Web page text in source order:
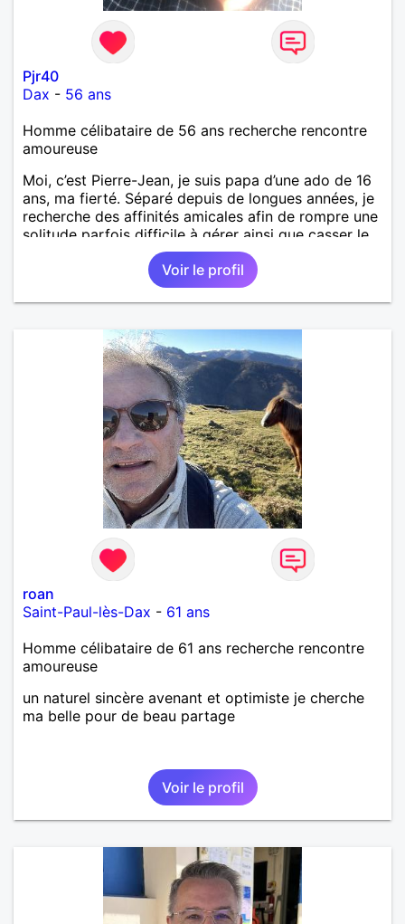
Pjr40
Dax - 56 ans
Homme célibataire de 56 ans recherche rencontre
amoureuse
Moi, c’est Pierre-Jean, je suis papa d’une ado de 16
ans, ma fierté. Séparé depuis de longues années, je
recherche des affinités amicales afin de rompre une
solitude parfois difficile à gérer ainsi que casser le
vague à l’âme. L’amitié reste extrêmement
importante à mes yeux mais peut se décliner en des
sentiments plus puissants. « Le temps fera son
œuvre » disait Arthur Schopenhauer, philosophe
autant être trop locace. Je suis bourré de qualités
avec très peu de défauts. Je suis altruiste,
bienveillant, empathique, attentionné, honnête,
respectueux, doux de caractère et compréhensif : je
laisse « glisser » beaucoup de choses. Mais ne vous
m’éprenez pas Mesdames, si une personne que
j’aime me trahit une fois, il n’y aura pas de seconde
chance et je l’effacerai à « vitam eternam ».
Néanmoins, je suis un tout petit peu maniaque ainsi
qu’impatient. J’essaye de faire des efforts. Rien de
bien dramatique ! Du moins je le pense……Je suis un
homme facile à vivre. À vous si vous le souhaitez,
d’apprendre à me connaître davantage. J’en serai
ravi….A très bientôt je l’espère.
Voir le profil
roan
Saint-Paul-lès-Dax - 61 ans
Homme célibataire de 61 ans recherche rencontre
amoureuse
un naturel sincère avenant et optimiste je cherche
ma belle pour de beau partage
Voir le profil